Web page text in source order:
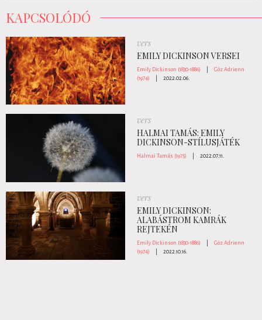
KAPCSOLÓDÓ
vers
EMILY DICKINSON VERSEI
Emily Dickinson (1830-1886)
Góz Adrienn
(1974)
2022.02.06.
vers
HALMAI TAMÁS: EMILY
DICKINSON-STÍLUSJÁTÉK
Halmai Tamás (1975) 2022.07.11.
vers
EMILY DICKINSON:
ALABÁSTROM KAMRÁK
REJTEKÉN
Emily Dickinson (1830-1886)
Góz Adrienn
(1974)
2022.10.16.